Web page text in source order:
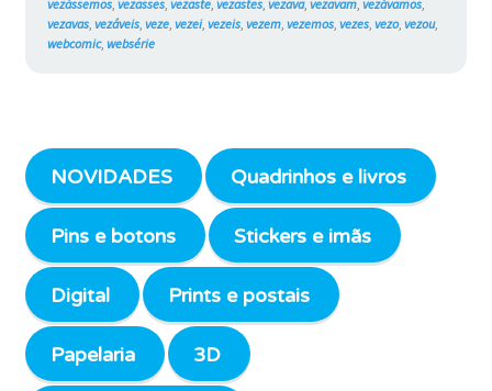
vezássemos, vezasses, vezaste, vezastes, vezava, vezavam, vezávamos,
vezavas, vezáveis, veze, vezei, vezeis, vezem, vezemos, vezes, vezo, vezou,
webcomic, websérie
NOVIDADES Quadrinhos e livros
Pins e botons Stickers e imãs
Digital Prints e postais
Papelaria 3D